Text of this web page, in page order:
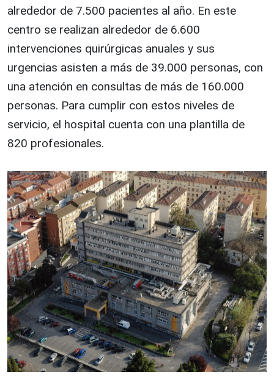
alrededor de 7.500 pacientes al año. En este
centro se realizan alrededor de 6.600
intervenciones quirúrgicas anuales y sus
urgencias asisten a más de 39.000 personas, con
una atención en consultas de más de 160.000
personas. Para cumplir con estos niveles de
servicio, el hospital cuenta con una plantilla de
820 profesionales.